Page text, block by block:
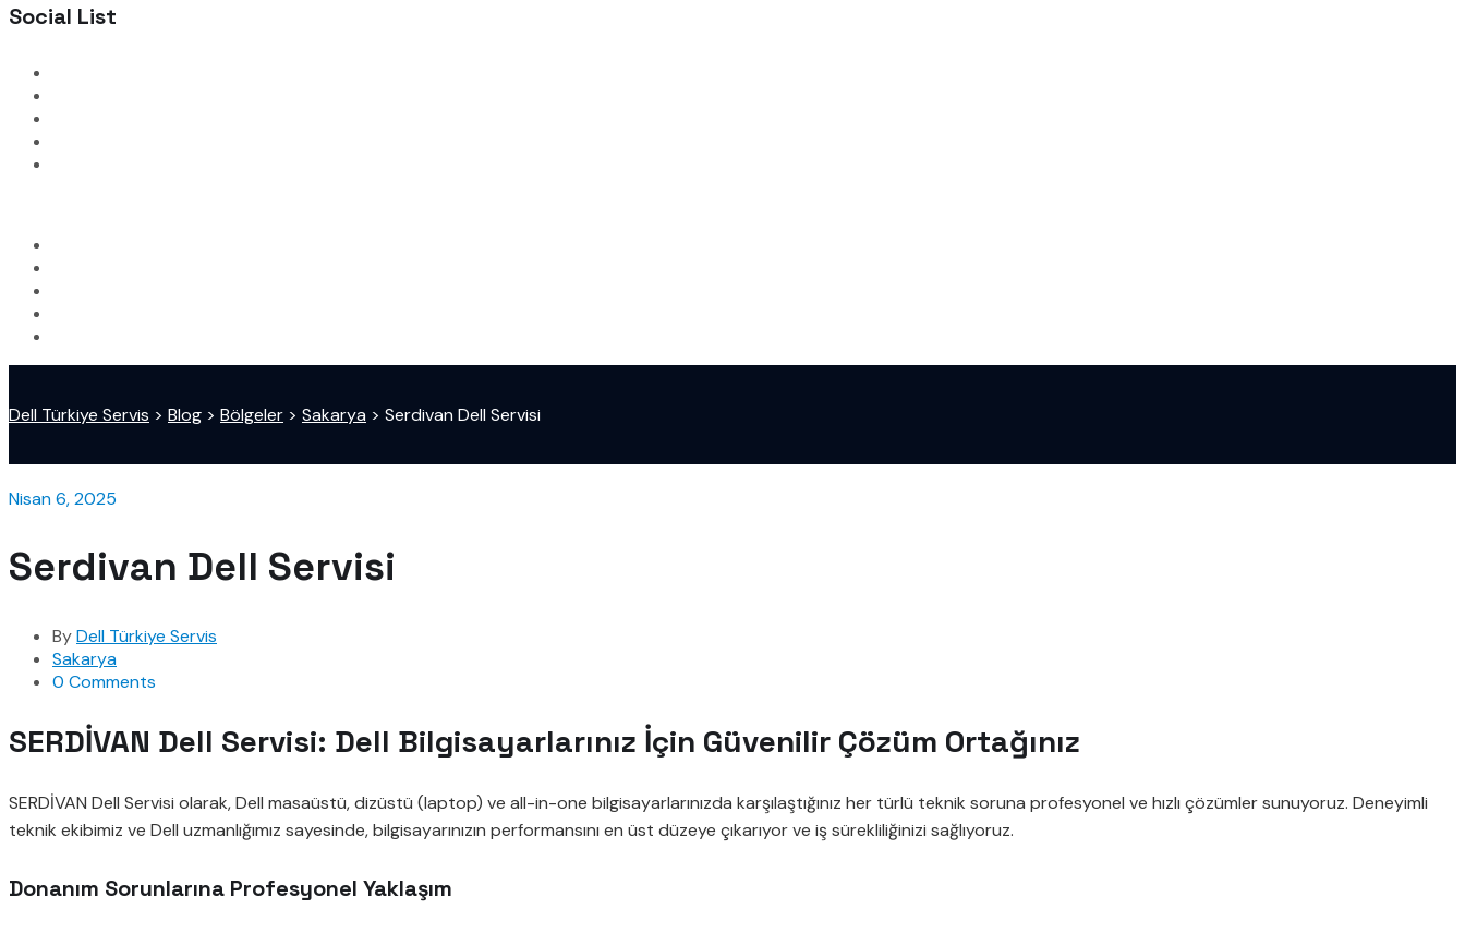
Social List
Dell Türkiye Servis > Blog > Bölgeler > Sakarya > Serdivan Dell Servisi
Nisan 6, 2025
Serdivan Dell Servisi
ByDell Türkiye Servis
Sakarya
0 Comments
SERDİVAN Dell Servisi: Dell Bilgisayarlarınız İçin Güvenilir Çözüm Ortağınız
SERDİVAN Dell Servisi olarak, Dell masaüstü, dizüstü (laptop) ve all-in-one bilgisayarlarınızda karşılaştığınız her türlü teknik soruna profesyonel ve hızlı çözümler sunuyoruz. Deneyimli
teknik ekibimiz ve Dell uzmanlığımız sayesinde, bilgisayarınızın performansını en üst düzeye çıkarıyor ve iş sürekliliğinizi sağlıyoruz.
Donanım Sorunlarına Profesyonel Yaklaşım